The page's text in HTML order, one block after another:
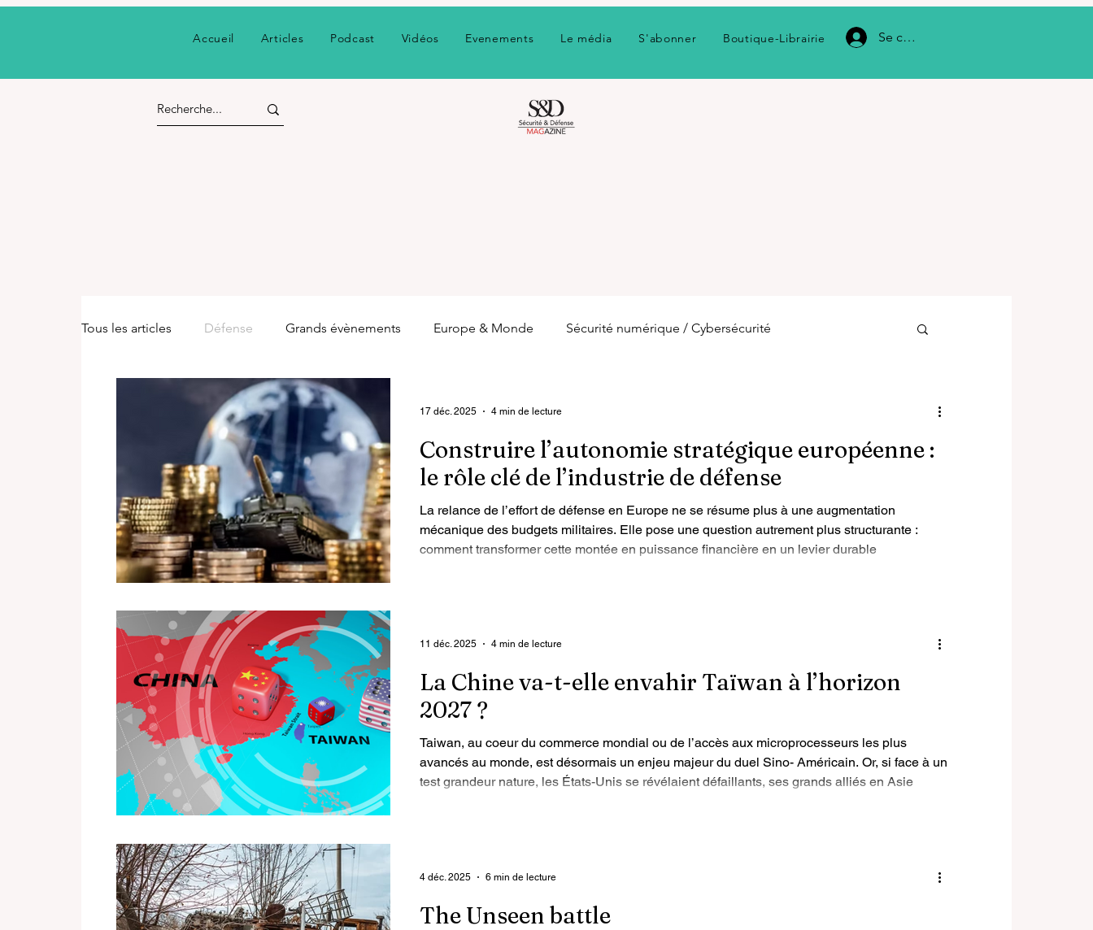
Accueil Articles Podcast Vidéos Evenements Le média S'abonner Boutique-Librairie Se connecter
Tous les articles Défense Grands évènements Europe & Monde Sécurité numérique / Cybersécurité
Risques majeurs / Sécurité civile Techno & innovation
Construire l’autonomie stratégique européenne :
le rôle clé de l’industrie de défense
La relance de l’effort de défense en Europe ne se résume plus à une augmentation
mécanique des budgets militaires. Elle pose une question autrement plus structurante :
comment transformer cette montée en puissance financière en un levier durable
17 déc. 2025 4 min de lecture
La Chine va-t-elle envahir Taïwan à l’horizon
2027 ?
Taiwan, au coeur du commerce mondial ou de l’accès aux microprocesseurs les plus
avancés au monde, est désormais un enjeu majeur du duel Sino- Américain. Or, si face à un
test grandeur nature, les États-Unis se révélaient défaillants, ses grands alliés en Asie
11 déc. 2025 4 min de lecture
The Unseen battle
4 déc. 2025 6 min de lecture